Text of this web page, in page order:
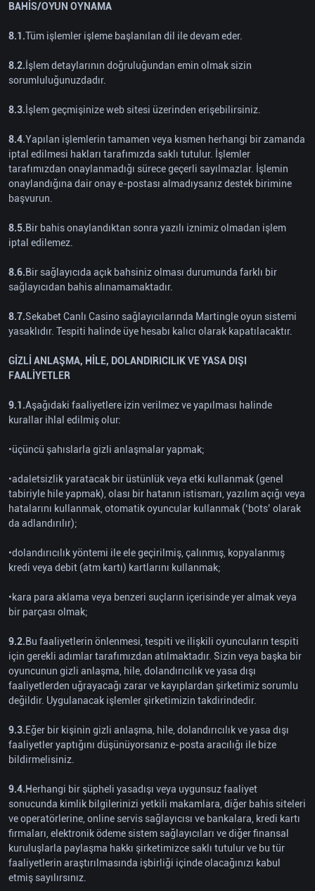
BAHİS/OYUN OYNAMA
8.1.Tüm işlemler işleme başlanılan dil ile devam eder.
8.2. İşlem detaylarının doğruluğundan emin olmak sizin
sorumluluğunuzdadır.
8.3. İşlem geçmişinize web sitesi üzerinden erişebilirsiniz.
8.4.Yapılan işlemlerin tamamen veya kısmen herhangi bir zamanda
iptal edilmesi hakları tarafımızda saklı tutulur. İşlemler
tarafımızdan onaylanmadığı sürece geçerli sayılmazlar. İşlemin
onaylandığına dair onay e-postası almadıysanız destek birimine
başvurun.
8.5.Bir bahis onaylandıktan sonra yazılı iznimiz olmadan işlem
iptal edilemez.
8.6.Bir sağlayıcıda açık bahsiniz olması durumunda farklı bir
sağlayıcıdan bahis alınamamaktadır.
8.7.Sekabet Canlı Casino sağlayıcılarında Martingle oyun sistemi
yasaklıdır. Tespiti halinde üye hesabı kalıcı olarak kapatılacaktır.
GİZLİ ANLAŞMA, HİLE, DOLANDIRICILIK VE YASA DIŞI
FAALİYETLER
9.1.Aşağıdaki faaliyetlere izin verilmez ve yapılması halinde
kurallar ihlal edilmiş olur:
•üçüncü şahıslarla gizli anlaşmalar yapmak;
•adaletsizlik yaratacak bir üstünlük veya etki kullanmak (genel
tabiriyle hile yapmak), olası bir hatanın istismarı, yazılım açığı veya
hatalarını kullanmak, otomatik oyuncular kullanmak (‘bots’ olarak
da adlandırılır);
•dolandırıcılık yöntemi ile ele geçirilmiş, çalınmış, kopyalanmış
kredi veya debit (atm kartı) kartlarını kullanmak;
•kara para aklama veya benzeri suçların içerisinde yer almak veya
bir parçası olmak;
9.2.Bu faaliyetlerin önlenmesi, tespiti ve ilişkili oyuncuların tespiti
için gerekli adımlar tarafımızdan atılmaktadır. Sizin veya başka bir
oyuncunun gizli anlaşma, hile, dolandırıcılık ve yasa dışı
faaliyetlerden uğrayacağı zarar ve kayıplardan şirketimiz sorumlu
değildir. Uygulanacak işlemler şirketimizin takdirindedir.
9.3.Eğer bir kişinin gizli anlaşma, hile, dolandırıcılık ve yasa dışı
faaliyetler yaptığını düşünüyorsanız e-posta aracılığı ile bize
bildirmelisiniz.
9.4.Herhangi bir şüpheli yasadışı veya uygunsuz faaliyet
sonucunda kimlik bilgilerinizi yetkili makamlara, diğer bahis siteleri
ve operatörlerine, online servis sağlayıcısı ve bankalara, kredi kartı
firmaları, elektronik ödeme sistem sağlayıcıları ve diğer finansal
kuruluşlarla paylaşma hakkı şirketimizce saklı tutulur ve bu tür
faaliyetlerin araştırılmasında işbirliği içinde olacağınızı kabul
etmiş sayılırsınız.